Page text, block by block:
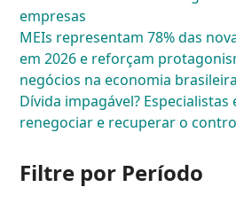
empresas
MEIs representam 78% das
em 2026 e reforçam
negócios na economia brasileira
Dívida impagável?
renegociar e recuperar o
Filtre por Período